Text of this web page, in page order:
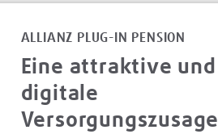
ALLIANZ PLUG-IN PENSION
Eine attraktive und
digitale
Versorgungszusage